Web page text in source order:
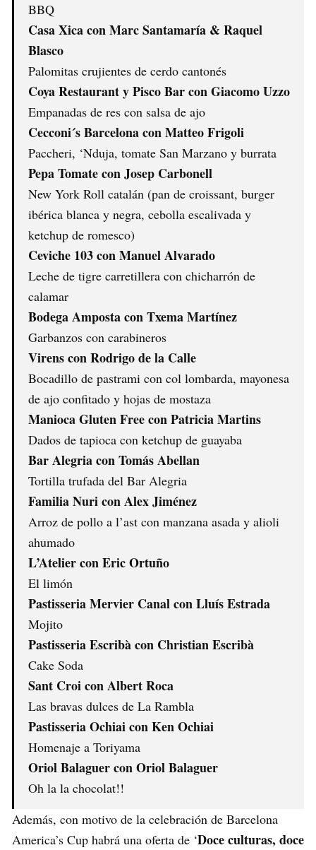
BBQ
Casa Xica con Marc Santamaría & Raquel
Blasco
Palomitas crujientes de cerdo cantonés
Coya Restaurant y Pisco Bar con Giacomo Uzzo
Empanadas de res con salsa de ajo
Cecconi´s Barcelona con Matteo Frigoli
Paccheri, ‘Nduja, tomate San Marzano y burrata
Pepa Tomate con Josep Carbonell
New York Roll catalán (pan de croissant, burger
ibérica blanca y negra, cebolla escalivada y
ketchup de romesco)
Ceviche 103 con Manuel Alvarado
Leche de tigre carretillera con chicharrón de
calamar
Bodega Amposta con Txema Martínez
Garbanzos con carabineros
Virens con Rodrigo de la Calle
Bocadillo de pastrami con col lombarda, mayonesa
de ajo confitado y hojas de mostaza
Manioca Gluten Free con Patricia Martins
Dados de tapioca con ketchup de guayaba
Bar Alegria con Tomás Abellan
Tortilla trufada del Bar Alegria
Familia Nuri con Alex Jiménez
Arroz de pollo a l’ast con manzana asada y alioli
ahumado
L’Atelier con Eric Ortuño
El limón
Pastisseria Mervier Canal con Lluís Estrada
Mojito
Pastisseria Escribà con Christian Escribà
Cake Soda
Sant Croi con Albert Roca
Las bravas dulces de La Rambla
Pastisseria Ochiai con Ken Ochiai
Homenaje a Toriyama
Oriol Balaguer con Oriol Balaguer
Oh la la chocolat!!
Además, con motivo de la celebración de Barcelona
America’s Cup habrá una oferta de ‘Doce culturas, doce